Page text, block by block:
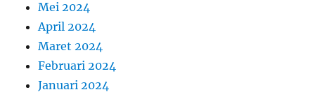
Mei 2024
April 2024
Maret 2024
Februari 2024
Januari 2024